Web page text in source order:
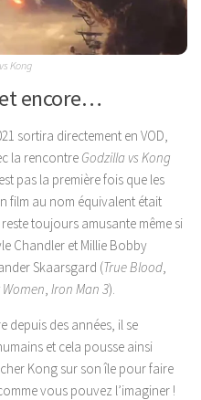
Kong
encore…
sortira directement en VOD,
la rencontre Godzilla vs Kong
pas la première fois que les
film au nom équivalent était
toujours amusante même si
Chandler et Millie Bobby
Skaarsgard (True Blood,
, Iron Man 3).
depuis des années, il se
et cela pousse ainsi
Kong sur son île pour faire
vous pouvez l’imaginer !